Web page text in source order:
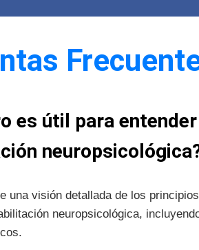
es útil para
una visión detallada de los
neuropsicológica,